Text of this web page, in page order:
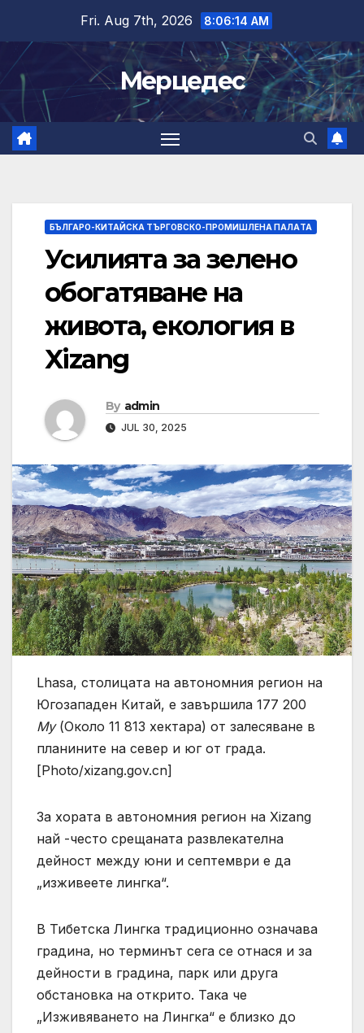
content
Fri. Aug 7th, 2026 8:06:15 AM
Мерцедес
БЪЛГАРО-КИТАЙСКА ТЪРГОВСКО-ПРОМИШЛЕНА ПАЛAТА
Усилията за зелено
обогатяване на
живота, екология в
Xizang
By admin
JUL 30, 2025
Lhasa, столицата на автономния регион на
Югозападен Китай, е завършила 177 200
Му(Около 11 813 хектара) от залесяване в
планините на север и юг от града.
[Photo/xizang.gov.cn]
За хората в автономния регион на Xizang
най -често срещаната развлекателна
дейност между юни и септември е да
„изживеете лингка“.
В Тибетска Лингка традиционно означава
градина, но терминът сега се отнася и за
дейности в градина, парк или друга
обстановка на открито. Така че
„Изживяването на Лингка“ е близко до